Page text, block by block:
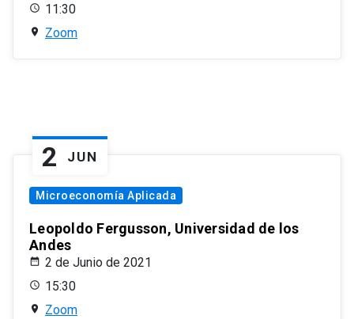
11:30
Zoom
2 JUN
Microeconomía Aplicada
Leopoldo Fergusson, Universidad de los
Andes
2 de Junio de 2021
15:30
Zoom